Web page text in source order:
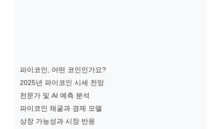
파이코인, 어떤 코인인가요?
2025년 파이코인 시세 전망
전문가 및 AI 예측 분석
파이코인 채굴과 경제 모델
상장 가능성과 시장 반응